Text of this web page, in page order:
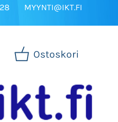
MYYNTI@IKT.FI
Ostoskori